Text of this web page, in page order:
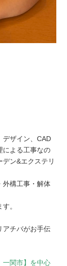
デザイン、CAD
による工事なの
ン&エクステリ
外構工事・解体
。
アチバがお手伝
一関市】を中心